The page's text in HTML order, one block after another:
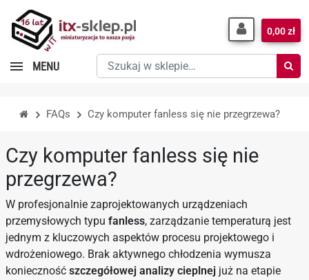
Szukaj
w
0,00 zł
MENU
FAQs Czy komputer fanless się nie przegrzewa?
Czy komputer fanless się nie
przegrzewa?
W profesjonalnie zaprojektowanych urządzeniach
przemysłowych typu fanless, zarządzanie temperaturą jest
jednym z kluczowych aspektów procesu projektowego i
wdrożeniowego. Brak aktywnego chłodzenia wymusza
konieczność szczegółowej analizy cieplnej już na etapie